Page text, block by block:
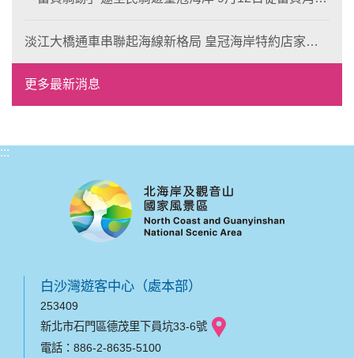
淡江大橋通車串聯起海線新格局 皇冠海岸特約店家、
風格形塑即日起開放報名
更多最新消息
:::
白沙灣遊客中心（處本部）
253409
新北市石門區德茂里下員坑33-6號
電話：886-2-8635-5100